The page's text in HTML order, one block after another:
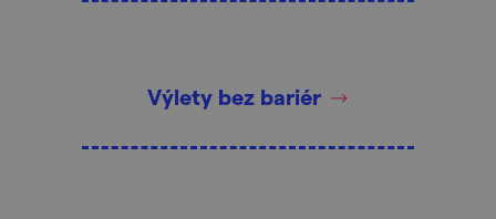
Výlety bez bariér